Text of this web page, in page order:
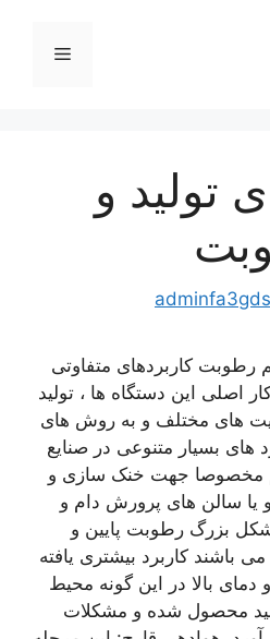
فهرست
تولید و
رطوبت کاربردهای متفاوتی
اصلی این دستگاه ها ، تولید
های مختلف و به روش های
های بسیار متنوعی در صنایع
مخصوصا جهت خنک سازی و
یا سالن های پرورش دام و
بزرگ رطوبت پایین و
باشند کاربرد بیشتری یافته
بالا در این گونه محیط
محصول شده و مشکلات